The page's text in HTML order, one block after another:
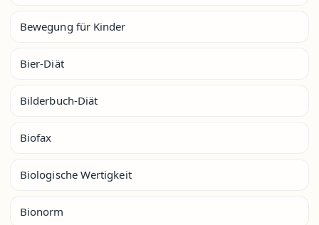
Bewegung für Kinder
Bier-Diät
Bilderbuch-Diät
Biofax
Biologische Wertigkeit
Bionorm